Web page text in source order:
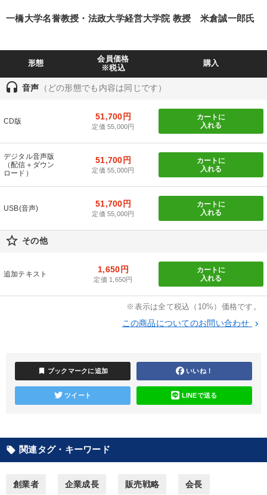
パフォーマンス向上 経営体系を学びたい
財務・数字力の向上 経営を改善したい
リーダーの魅力向上
相続・事業承継 資産運用
※「更新」を押すと「カテゴリー」「目的別」「キーワード」を更新いただけます。
local_offer タグから探す refresh
すべての音声・動画（全2077タイトル）からお探しいただけます
人事戦略 トレンド SNS活用 イノベーション
一流人 資産運用 スポーツ関係 井上和弘
一橋大学名誉教授・法政大学経営大学院 教授 米倉誠一郎氏
形態
会員価格
※税込
購入
headset 音声 （どの形態でも内容は同じです）
CD版 51,700円
定価 55,000円
カートに
入れる
デジタル音声版
（配信＋ダウン
ロード）
51,700円
定価 55,000円
カートに
入れる
USB(音声) 51,700円
定価 55,000円
カートに
入れる
star_border その他
追加テキスト 1,650円
定価 1,650円
カートに
入れる
※表示は全て税込（10%）価格です。
この商品についてのお問い合わせ keyboard_arrow_right
bookmark ブックマークに追加 いいね！
ツイート LINEで送る
local_offer 関連タグ・キーワード
創業者 企業成長 販売戦略 会長